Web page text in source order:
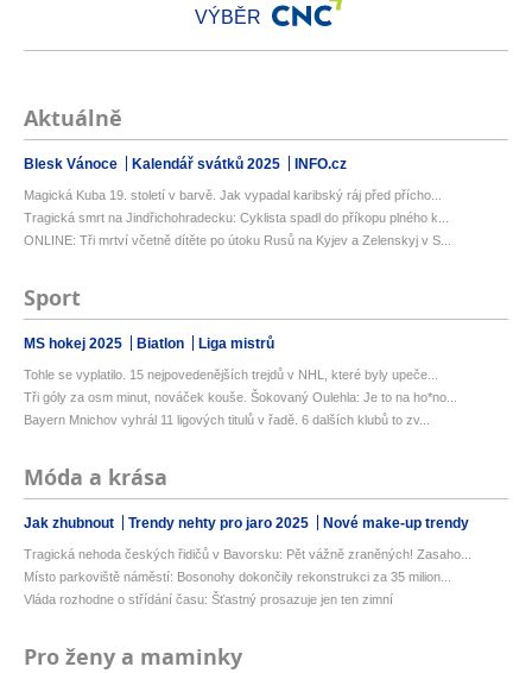
VÝBĚR
Aktuálně
Blesk Vánoce Kalendář svátků 2025 INFO.cz
Magická Kuba 19. století v barvě. Jak vypadal karibský ráj před přícho...
Tragická smrt na Jindřichohradecku: Cyklista spadl do příkopu plného k...
ONLINE: Tři mrtví včetně dítěte po útoku Rusů na Kyjev a Zelenskyj v S...
Sport
MS hokej 2025 Biatlon Liga mistrů
Tohle se vyplatilo. 15 nejpovedenějších trejdů v NHL, které byly upeče...
Tři góly za osm minut, nováček kouše. Šokovaný Oulehla: Je to na ho*no...
Bayern Mnichov vyhrál 11 ligových titulů v řadě. 6 dalších klubů to zv...
Móda a krása
Jak zhubnout Trendy nehty pro jaro 2025 Nové make-up trendy
Tragická nehoda českých řidičů v Bavorsku: Pět vážně zraněných! Zasaho...
Místo parkoviště náměstí: Bosonohy dokončily rekonstrukci za 35 milion...
Vláda rozhodne o střídání času: Šťastný prosazuje jen ten zimní
Pro ženy a maminky